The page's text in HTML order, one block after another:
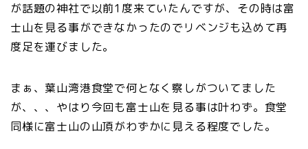
が話題の神社で以前1度来ていたんですが、その時は富
士山を見る事ができなかったのでリベンジも込めて再
度足を運びました。
まぁ、葉山湾港食堂で何となく察しがついてました
が、、、やはり今回も富士山を見る事は叶わず。食堂
同様に富士山の山頂がわずかに見える程度でした。